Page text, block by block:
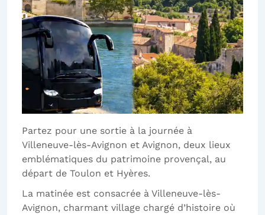
Partez pour une sortie à la journée à
Villeneuve-lès-Avignon et Avignon, deux lieux
emblématiques du patrimoine provençal, au
départ de Toulon et Hyères.
La matinée est consacrée à Villeneuve-lès-
Avignon, charmant village chargé d’histoire où